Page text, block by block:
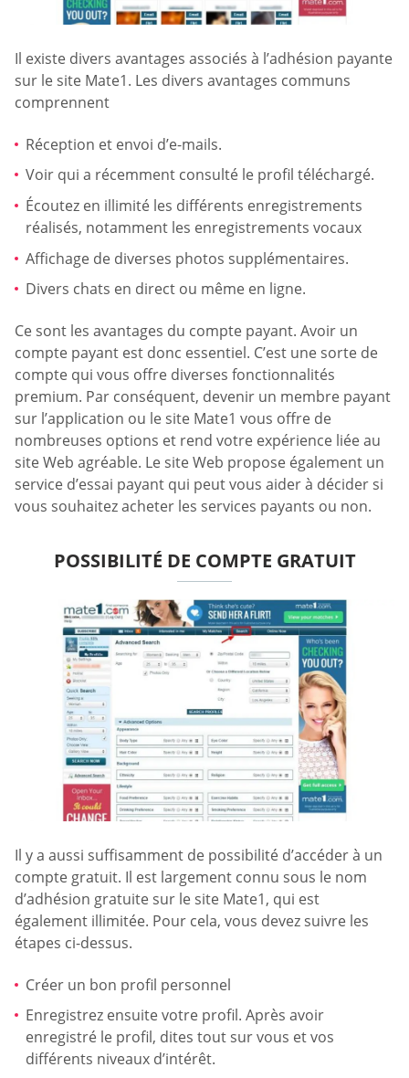
Il existe divers avantages associés à l’adhésion payante
sur le site Mate1. Les divers avantages communs
comprennent
Réception et envoi d’e-mails.
Voir qui a récemment consulté le profil téléchargé.
Écoutez en illimité les différents enregistrements
réalisés, notamment les enregistrements vocaux
Affichage de diverses photos supplémentaires.
Divers chats en direct ou même en ligne.
Ce sont les avantages du compte payant. Avoir un
compte payant est donc essentiel. C’est une sorte de
compte qui vous offre diverses fonctionnalités
premium. Par conséquent, devenir un membre payant
sur l’application ou le site Mate1 vous offre de
nombreuses options et rend votre expérience liée au
site Web agréable. Le site Web propose également un
service d’essai payant qui peut vous aider à décider si
vous souhaitez acheter les services payants ou non.
POSSIBILITÉ DE COMPTE GRATUIT
Il y a aussi suffisamment de possibilité d’accéder à un
compte gratuit. Il est largement connu sous le nom
d’adhésion gratuite sur le site Mate1, qui est
également illimitée. Pour cela, vous devez suivre les
étapes ci-dessus.
Créer un bon profil personnel
Enregistrez ensuite votre profil. Après avoir
enregistré le profil, dites tout sur vous et vos
différents niveaux d’intérêt.